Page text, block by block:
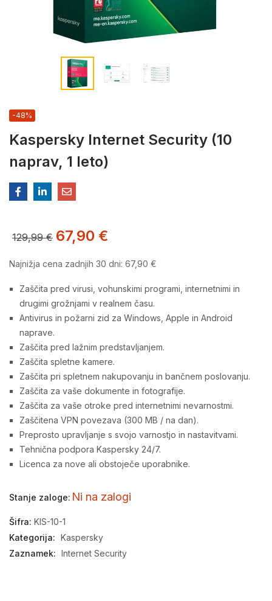
Kaspersky Internet Security (10
naprav, 1 leto)
-48%
129,99€ 67,90 €
Najnižja cena zadnjih 30 dni: 67,90 €
Zaščita pred virusi, vohunskimi programi, internetnimi in
drugimi grožnjami v realnem času.
Antivirus in požarni zid za Windows, Apple in Android
naprave.
Zaščita pred lažnim predstavljanjem.
Zaščita spletne kamere.
Zaščita pri spletnem nakupovanju in bančnem poslovanju.
Zaščita za vaše dokumente in fotografije.
Zaščita za vaše otroke pred internetnimi nevarnostmi.
Zaščitena VPN povezava (300 MB / na dan).
Preprosto upravljanje s svojo varnostjo in nastavitvami.
Tehnična podpora Kaspersky 24/7.
Licenca za nove ali obstoječe uporabnike.
Stanje zaloge: Ni na zalogi
Šifra: KIS-10-1
Kategorija: Kaspersky
Zaznamek: Internet Security